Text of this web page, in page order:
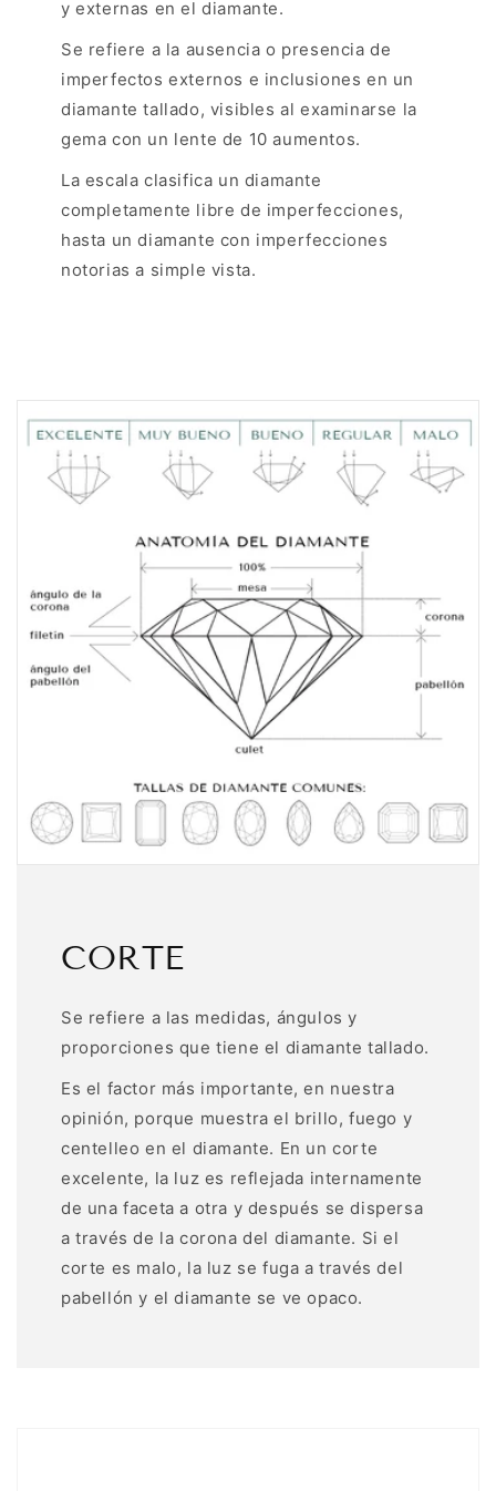
y externas en el diamante.
Se refiere a la ausencia o presencia de
imperfectos externos e inclusiones en un
diamante tallado, visibles al examinarse la
gema con un lente de 10 aumentos.
La escala clasifica un diamante
completamente libre de imperfecciones,
hasta un diamante con imperfecciones
notorias a simple vista.
CORTE
Se refiere a las medidas, ángulos y
proporciones que tiene el diamante tallado.
Es el factor más importante, en nuestra
opinión, porque muestra el brillo, fuego y
centelleo en el diamante. En un corte
excelente, la luz es reflejada internamente
de una faceta a otra y después se dispersa
a través de la corona del diamante. Si el
corte es malo, la luz se fuga a través del
pabellón y el diamante se ve opaco.